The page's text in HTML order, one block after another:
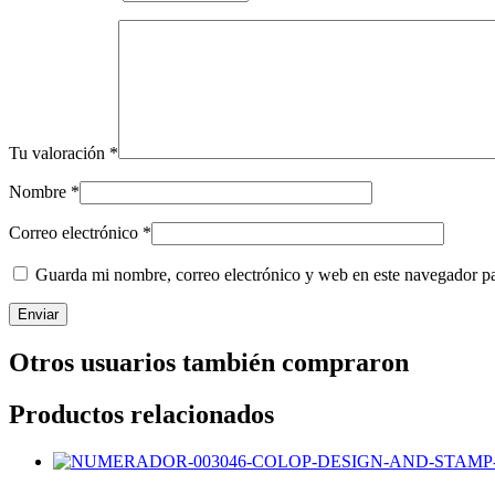
Tu valoración *
Nombre *
Correo electrónico *
Guarda mi nombre, correo electrónico y web en este navegador
Otros usuarios también compraron
Productos relacionados